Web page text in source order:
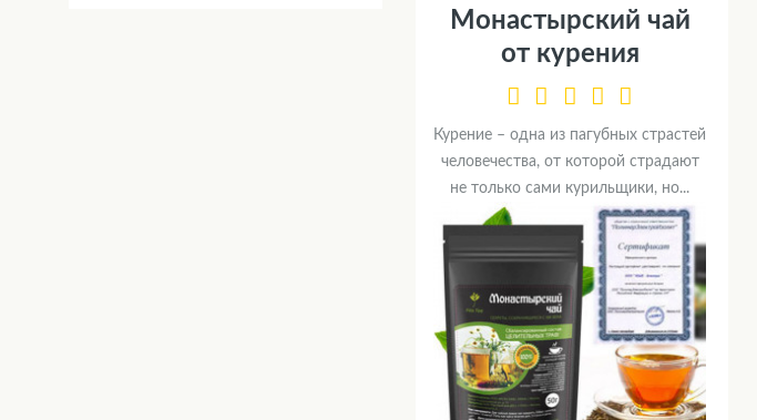
Монастырский чай
от курения
Курение – одна из пагубных страстей
человечества, от которой страдают
не только сами курильщики, но...